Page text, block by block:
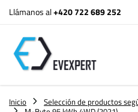
Llámanos al+420 722 689 252
Inicio Selección de productos